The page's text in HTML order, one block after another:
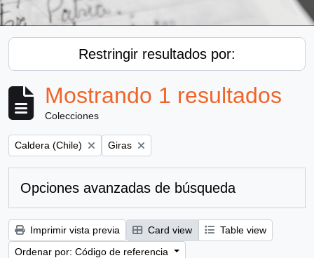
Restringir resultados por:
Mostrando 1 resultados
Colecciones
Remove filter:
Caldera (Chile) Remove filter:
Giras
Opciones avanzadas de búsqueda
Imprimir vista previa Card view
Table view
Ordenar por: Código de referencia